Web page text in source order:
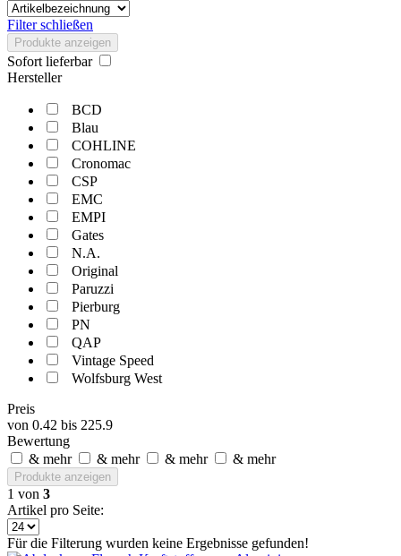
Filter schließen
Produkte anzeigen
Sofort lieferbar
Hersteller
BCD
Blau
COHLINE
Cronomac
CSP
EMC
EMPI
Gates
N.A.
Original
Paruzzi
Pierburg
PN
QAP
Vintage Speed
Wolfsburg West
Preis
von 0.42 bis 225.9
Bewertung
& mehr
& mehr & mehr & mehr
Produkte anzeigen
1 von 3
Artikel pro Seite:
Für die Filterung wurden keine Ergebnisse gefunden!